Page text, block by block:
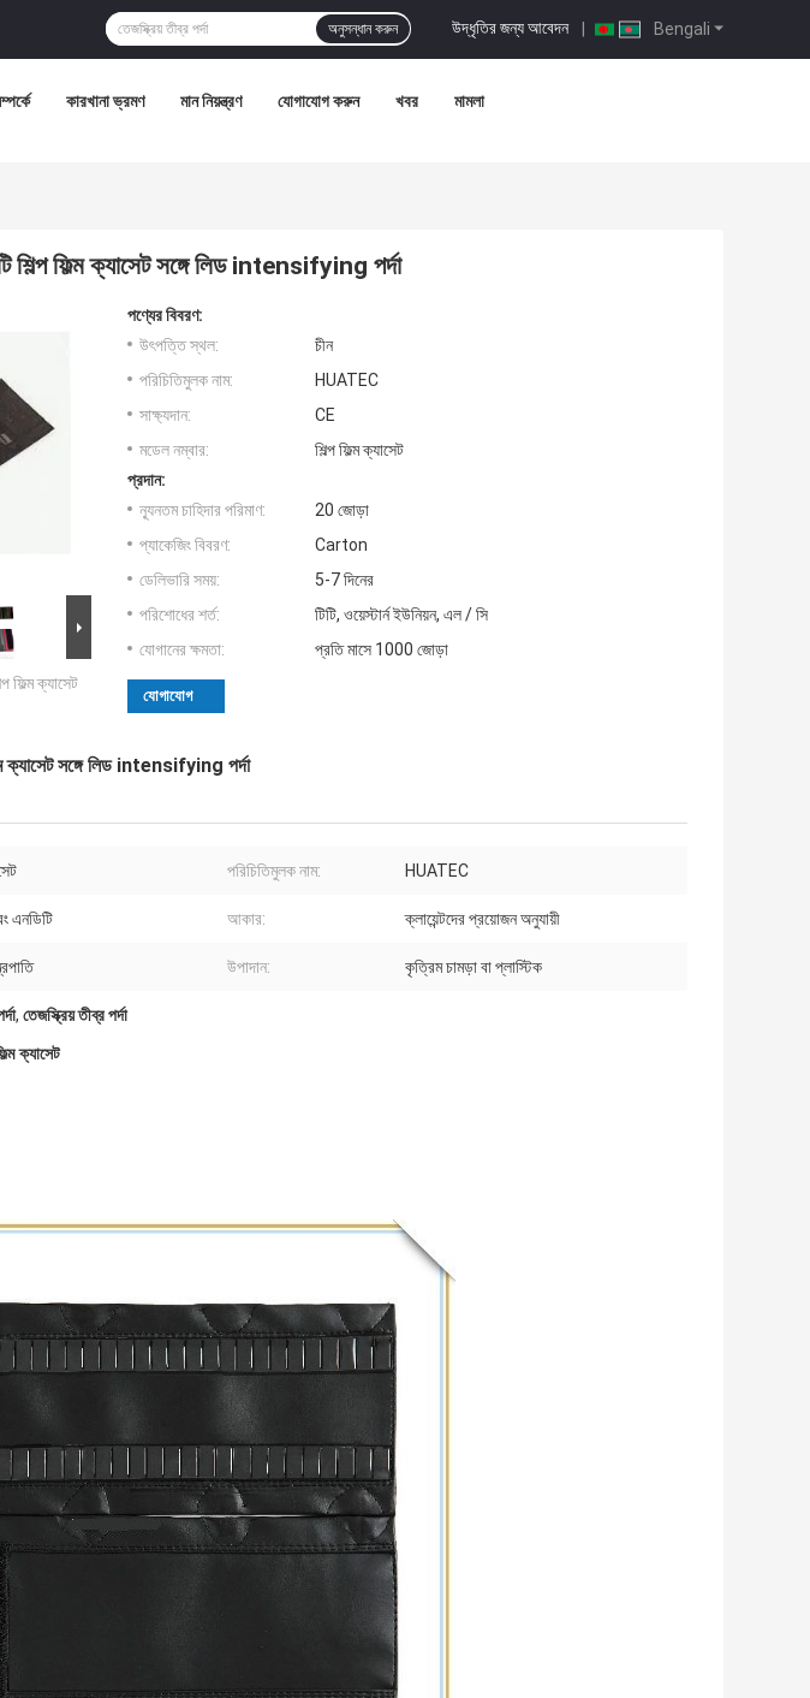
Bengali
উদ্ধৃতির জন্য আবেদন |
অনুসন্ধান করুন
কারখানা ভ্রমণ মান নিয়ন্ত্রণ যোগাযোগ করুন খবর মামলা
শিল্প ফিল্ম ক্যাসেট সঙ্গে লিড intensifying পর্দা
ফিল্ম ক্যাসেট
পণ্যের বিবরণ:
উৎপত্তি স্থল:
চীন
পরিচিতিমুলক নাম:
HUATEC
সাক্ষ্যদান:
CE
মডেল নম্বার:
শিল্প ফিল্ম ক্যাসেট
প্রদান:
ন্যূনতম চাহিদার পরিমাণ:
20 জোড়া
প্যাকেজিং বিবরণ:
Carton
ডেলিভারি সময়:
5-7 দিনের
পরিশোধের শর্ত:
টিটি, ওয়েস্টার্ন ইউনিয়ন, এল / সি
যোগানের ক্ষমতা:
প্রতি মাসে 1000 জোড়া
যোগাযোগ
ক্যাসেট সঙ্গে লিড intensifying পর্দা
পরিচিতিমুলক নাম: HUATEC
এনডিটি আকার: ক্লায়েন্টদের প্রয়োজন অনুযায়ী
উপাদান: কৃত্রিম চামড়া বা প্লাস্টিক
, তেজস্ক্রিয় তীব্র পর্দা
ক্যাসেট